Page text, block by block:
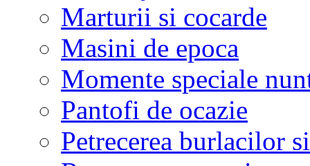
Marturii si cocarde
Masini de epoca
Momente speciale
Pantofi de ocazie
Petrecerea burlacilor